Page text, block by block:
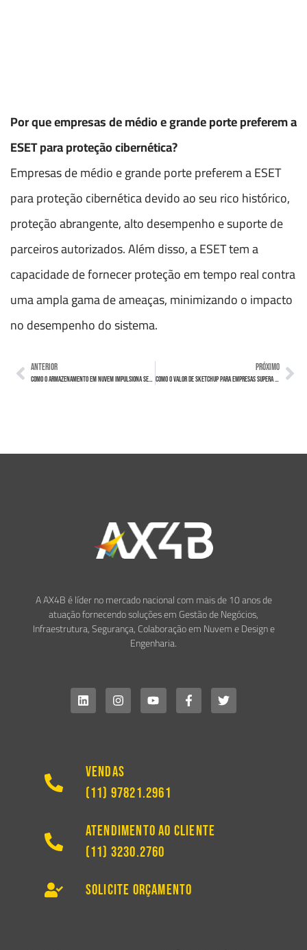
Por que empresas de médio e grande porte preferem a
ESET para proteção cibernética?
Empresas de médio e grande porte preferem a ESET
para proteção cibernética devido ao seu rico histórico,
proteção abrangente, alto desempenho e suporte de
parceiros autorizados. Além disso, a ESET tem a
capacidade de fornecer proteção em tempo real contra
uma ampla gama de ameaças, minimizando o impacto
no desempenho do sistema.
ANTERIOR
Como o Armazenamento em Nuvem impulsiona seus negócios
PRÓXIMO
Como o Valor de SketchUp para Empresas Supera o Custo
A AX4B é líder no mercado nacional com mais de 10 anos de
atuação fornecendo soluções em Gestão de Negócios,
Infraestrutura, Segurança, Colaboração em Nuvem e Design e
Engenharia.
Vendas
(11) 97821.2961
Atendimento ao Cliente
(11) 3230.2760
Solicite Orçamento